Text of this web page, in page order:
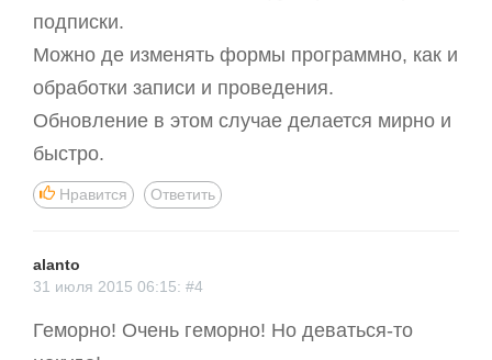
подписки.
Можно де изменять формы программно, как и
обработки записи и проведения.
Обновление в этом случае делается мирно и
быстро.
Нравится Ответить
alanto
31 июля 2015 06:15: #4
Геморно! Очень геморно! Но деваться-то